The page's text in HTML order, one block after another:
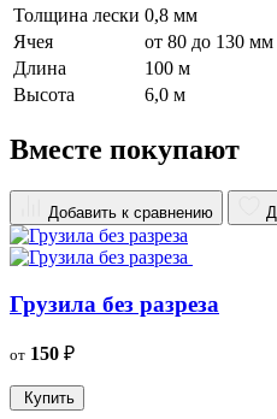
Толщина лески 0,8 мм
Ячея
от 80 до 130 мм
Длина
100 м
Высота
6,0 м
Вместе покупают
Добавить к сравнению
Грузила без разреза
от 150 ₽
Купить